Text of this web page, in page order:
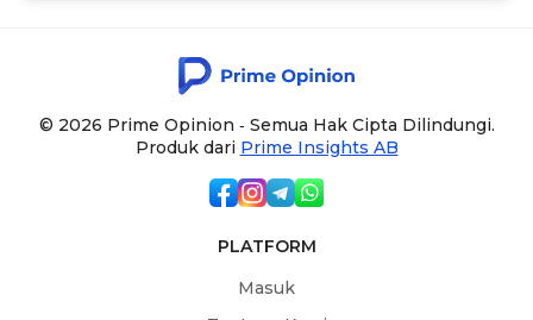
© 2026 Prime Opinion ‐ Semua Hak Cipta Dilindungi.
Produk dari Prime Insights AB
PLATFORM
Masuk